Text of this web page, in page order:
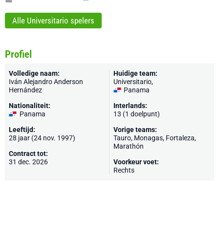
Alle Universitario spelers
Profiel
Volledige naam:
Iván Alejandro Anderson
Hernández
Nationaliteit:
Panama
Leeftijd:
28 jaar (24 nov. 1997)
Contract tot:
31 dec. 2026
Huidige team:
Universitario,
Panama
Interlands:
13 (1 doelpunt)
Vorige teams:
Tauro, Monagas, Fortaleza,
Marathón
Voorkeur voet:
Rechts